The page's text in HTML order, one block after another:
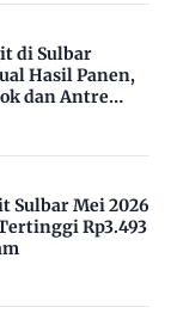
di Sulbar
Hasil Panen,
dan Antre
Sulbar Mei 2026
Rp3.493